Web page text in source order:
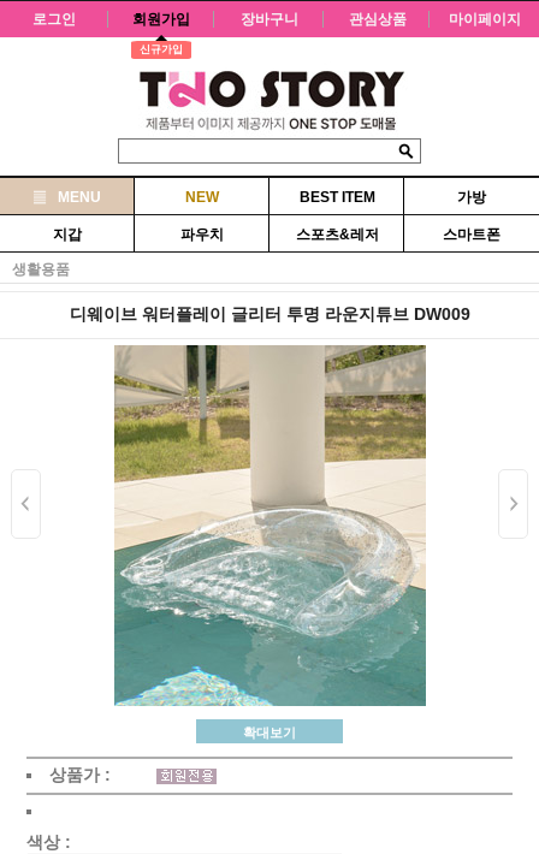
로그인 회원가입
신규가입
장바구니 관심상품 마이페이지
MENU NEW BEST ITEM 가방
지갑 파우치 스포츠&레저 스마트폰
생활용품
디웨이브 워터플레이 글리터 투명 라운지튜브 DW009
확대보기
상품가 :
색상 :